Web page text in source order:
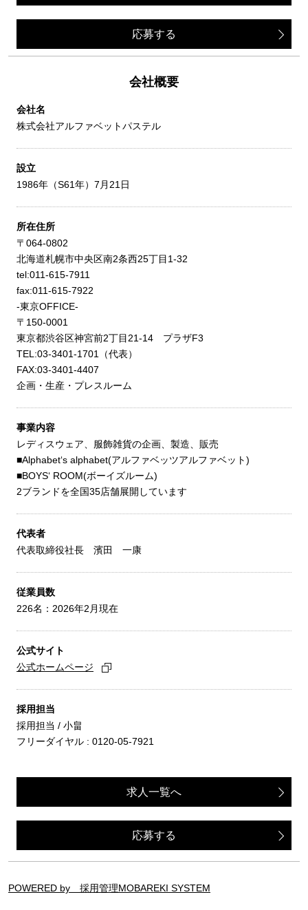
応募する
会社概要
会社名
株式会社アルファベットパステル
設立
1986年（S61年）7月21日
所在住所
〒064-0802
北海道札幌市中央区南2条西25丁目1-32
tel:011-615-7911
fax:011-615-7922
-東京OFFICE-
〒150-0001
東京都渋谷区神宮前2丁目21-14 プラザF3
TEL:03-3401-1701（代表）
FAX:03-3401-4407
企画・生産・プレスルーム
事業内容
レディスウェア、服飾雑貨の企画、製造、販売
■Alphabet‘s alphabet(アルファベッツアルファベット)
■BOYS‘ ROOM(ボーイズルーム)
2ブランドを全国35店舗展開しています
代表者
代表取締役社長 濱田 一康
従業員数
226名：2026年2月現在
公式サイト
公式ホームページ
採用担当
採用担当 / 小畠
フリーダイヤル : 0120-05-7921
求人一覧へ
応募する
POWERED by 採用管理MOBAREKI SYSTEM